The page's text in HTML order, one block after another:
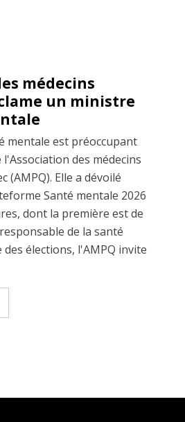
médecins
un ministre
mentale est préoccupant
des médecins
(AMPQ). Elle a dévoilé
Santé mentale 2026
dont la première est de
de la santé
élections, l'AMPQ invite